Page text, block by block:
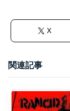
X
関連記事